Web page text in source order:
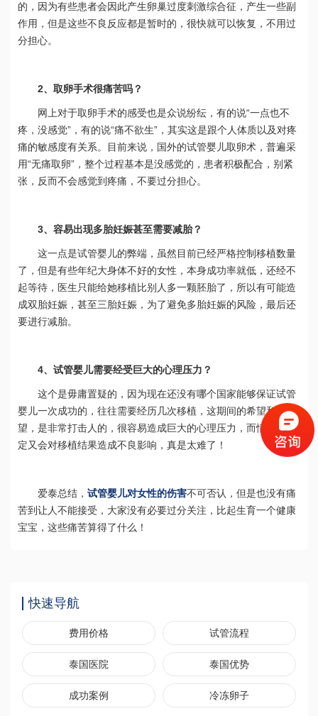
的，因为有些患者会因此产生卵巢过度刺激综合征，产生一些副
作用，但是这些不良反应都是暂时的，很快就可以恢复，不用过
分担心。
2、取卵手术很痛苦吗？
网上对于取卵手术的感受也是众说纷纭，有的说“一点也不
疼，没感觉”，有的说“痛不欲生”，其实这是跟个人体质以及对疼
痛的敏感度有关系。目前来说，国外的试管婴儿取卵术，普遍采
用“无痛取卵”，整个过程基本是没感觉的，患者积极配合，别紧
张，反而不会感觉到疼痛，不要过分担心。
3、容易出现多胎妊娠甚至需要减胎？
这一点是试管婴儿的弊端，虽然目前已经严格控制移植数量
了，但是有些年纪大身体不好的女性，本身成功率就低，还经不
起等待，医生只能给她移植比别人多一颗胚胎了，所以有可能造
成双胎妊娠，甚至三胎妊娠，为了避免多胎妊娠的风险，最后还
要进行减胎。
4、试管婴儿需要经受巨大的心理压力？
这个是毋庸置疑的，因为现在还没有哪个国家能够保证试管
婴儿一次成功的，往往需要经历几次移植，这期间的希望和失
望，是非常打击人的，很容易造成巨大的心理压力，而情绪不稳
定又会对移植结果造成不良影响，真是太难了！
爱泰总结， 试管婴儿对女性的伤害不可否认，但是也没有痛
苦到让人不能接受，大家没有必要过分关注，比起生育一个健康
宝宝，这些痛苦算得了什么！
快速导航
费用价格 试管流程
泰国医院 泰国优势
成功案例 冷冻卵子